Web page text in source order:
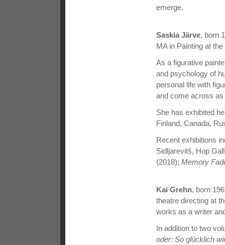
emerge.
Saskia Järve, born
MA in Painting at
As a figurative
and psychology of
personal life with
and come across
She has exhibited
Finland, Canada,
Recent exhibitions
Sidljarevitš, Hop
(2018); Memory
Kai Grehn, born
theatre directing at
works as a writer
In addition to two
oder: So glücklich